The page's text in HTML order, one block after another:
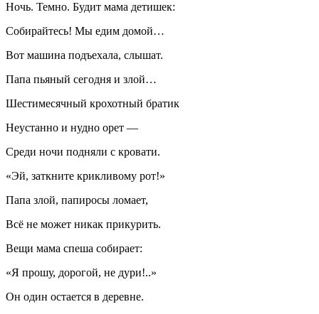
Ночь. Темно. Будит мама детишек:
Собирайтесь! Мы едим домой…
Вот машина подъехала, слышат.
Папа пьяный сегодня и злой…
Шестимесячный крохотный братик
Неустанно и нудно орет —
Среди ночи подняли с кровати.
«Эй, заткните крикливому рот!»
Папа злой, папиросы ломает,
Всё не может никак прикурить.
Вещи мама спеша собирает:
«Я прошу, дорогой, не дури!..»
Он один остается в деревне.